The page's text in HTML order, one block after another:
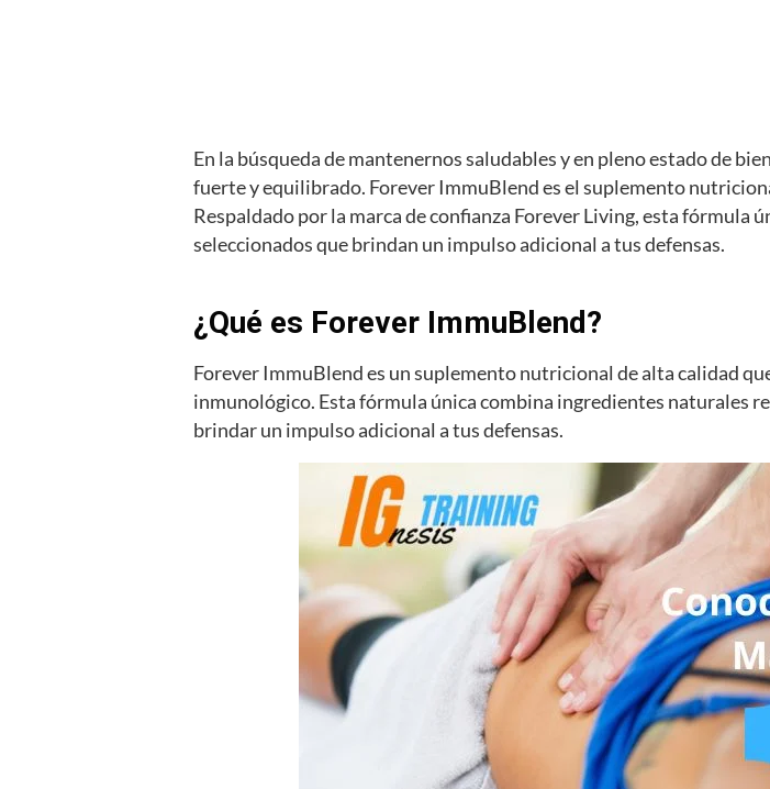
En la búsqueda de mantenernos saludables y en pleno estado de
fuerte y equilibrado. Forever ImmuBlend es el suplemento
Respaldado por la marca de confianza Forever Living, esta fórmula
seleccionados que brindan un impulso adicional a tus defensas.
¿Qué es Forever ImmuBlend?
Forever ImmuBlend es un suplemento nutricional de alta calidad
inmunológico. Esta fórmula única combina ingredientes naturales
brindar un impulso adicional a tus defensas.